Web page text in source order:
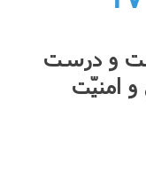
و درست
امنیّت